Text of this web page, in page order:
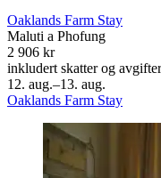
Oaklands Farm Stay
Maluti a Phofung
2 906 kr
inkludert skatter og avgifter
12. aug.–13. aug.
Oaklands Farm Stay